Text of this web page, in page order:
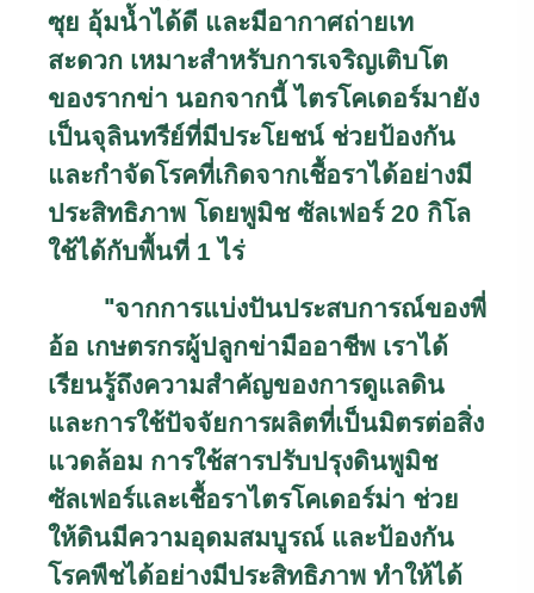
ซุย อุ้มน้ำได้ดี และมีอากาศถ่ายเท
สะดวก เหมาะสำหรับการเจริญเติบโต
ของรากข่า นอกจากนี้ ไตรโคเดอร์มายัง
เป็นจุลินทรีย์ที่มีประโยชน์ ช่วยป้องกัน
และกำจัดโรคที่เกิดจากเชื้อราได้อย่างมี
ประสิทธิภาพ โดยพูมิช ซัลเฟอร์ 20 กิโล
ใช้ได้กับพื้นที่ 1 ไร่
"จากการแบ่งปันประสบการณ์ของพี่
อ้อ เกษตรกรผู้ปลูกข่ามืออาชีพ เราได้
เรียนรู้ถึงความสำคัญของการดูแลดิน
และการใช้ปัจจัยการผลิตที่เป็นมิตรต่อสิ่ง
แวดล้อม การใช้สารปรับปรุงดินพูมิช
ซัลเฟอร์และเชื้อราไตรโคเดอร์ม่า ช่วย
ให้ดินมีความอุดมสมบูรณ์ และป้องกัน
โรคพืชได้อย่างมีประสิทธิภาพ ทำให้ได้